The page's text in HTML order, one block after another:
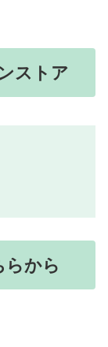
ストア
らから